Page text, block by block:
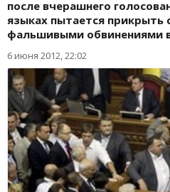
после вчерашнего
языках пытается прикрыть
фальшивыми обвинениями
6 июня 2012, 22:02